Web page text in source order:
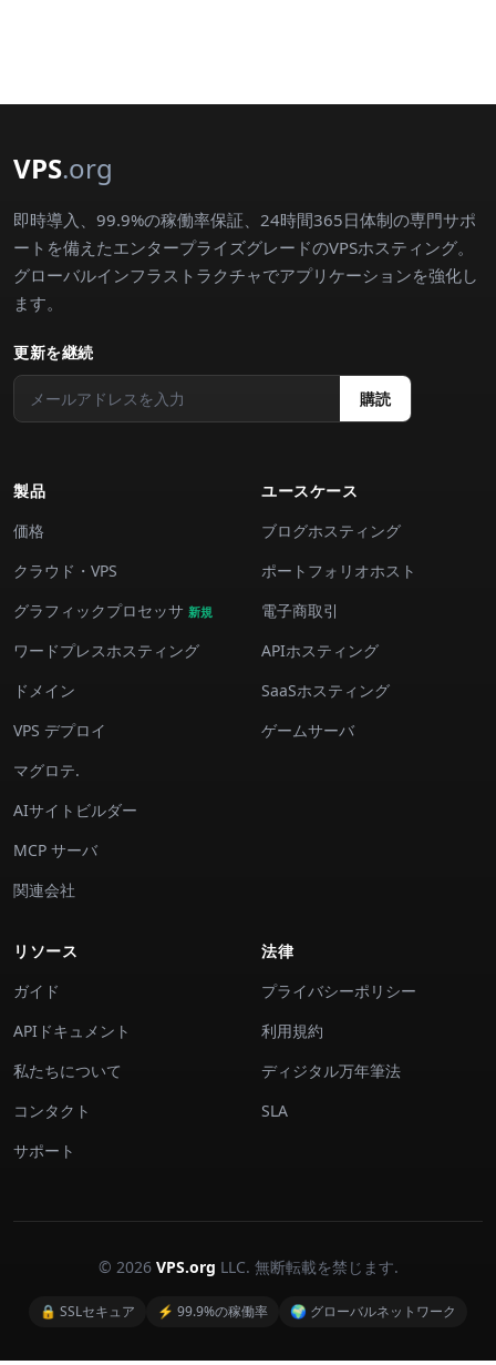
VPS.org
即時導入、99.9%の稼働率保証、24時間365日体制の専門サポ
ートを備えたエンタープライズグレードのVPSホスティング。
グローバルインフラストラクチャでアプリケーションを強化し
ます。
更新を継続
購読
製品
価格
クラウド・VPS
グラフィックプロセッサ 新規
ワードプレスホスティング
ドメイン
VPS デプロイ
マグロテ.
AIサイトビルダー
MCP サーバ
関連会社
ユースケース
ブログホスティング
ポートフォリオホスト
電子商取引
APIホスティング
SaaSホスティング
ゲームサーバ
リソース
ガイド
APIドキュメント
私たちについて
コンタクト
サポート
法律
プライバシーポリシー
利用規約
ディジタル万年筆法
SLA
© 2026 VPS.org LLC. 無断転載を禁じます.
🔒 SSLセキュア ⚡ 99.9%の稼働率 🌍 グローバルネットワーク